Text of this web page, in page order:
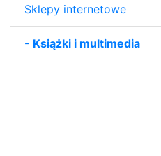
Sklepy internetowe
- Książki i multimedia